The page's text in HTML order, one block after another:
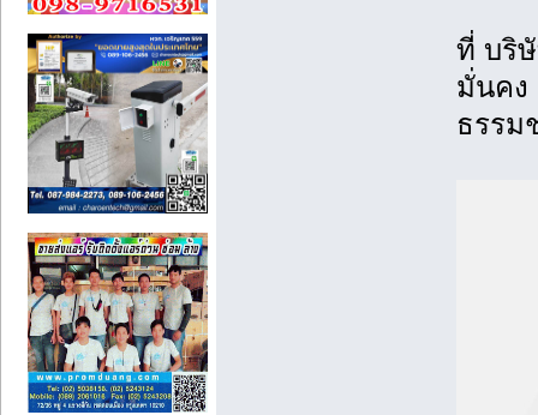
ที่ บริ
มั่นคง
ธรรม